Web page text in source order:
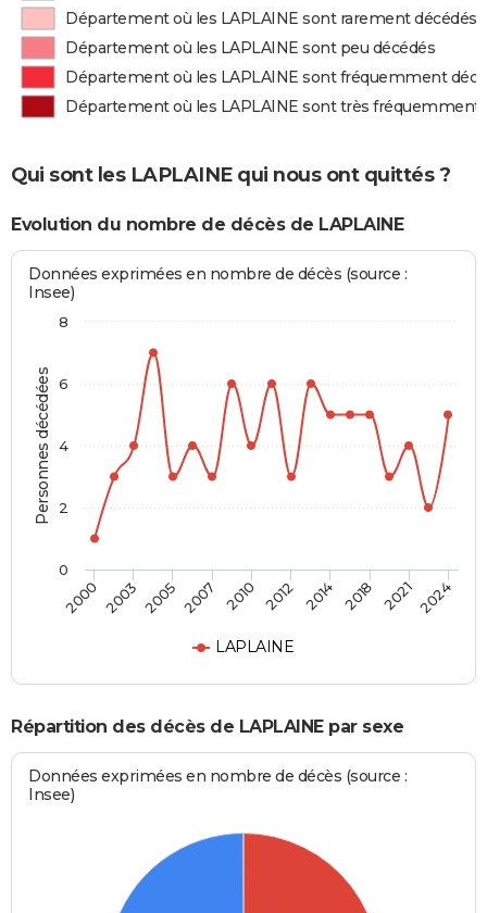
Département où les LAPLAINE sont rarement décédés
Département où les LAPLAINE sont peu décédés
Département où les LAPLAINE sont fréquemment
Département où les LAPLAINE sont très fréquemment
Qui sont les LAPLAINE qui nous ont quittés ?
Evolution du nombre de décès de LAPLAINE
Personnes décédées
Données exprimées en nombre de décès (source :
Insee)
LAPLAINE
2000 2003 2005 2007 2010 2012 2014 2018 20212024
0
2
4
6
8
Répartition des décès de LAPLAINE par sexe
Données exprimées en nombre de décès (source :
Insee)